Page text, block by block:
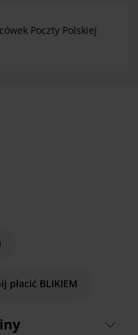
Poczty Polskiej
płacić BLIKIEM